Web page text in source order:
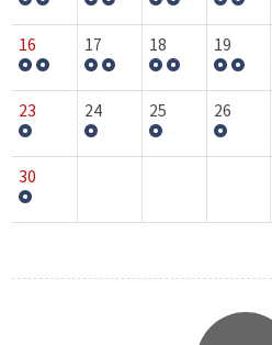
16 17 18 19
23 24 25 26
30